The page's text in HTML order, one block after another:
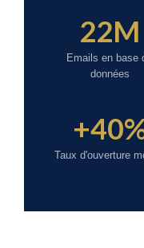
22M
Emails en base
données
Taux d'ouverture